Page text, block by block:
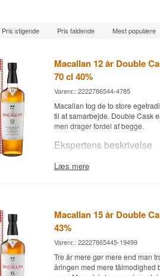
Pris stigende Pris faldende Mest populære
Macallan 12 år Double
70 cl 40%
Varenr.: 2222786544-4785
Macallan tog de to store
til at samarbejde. Double Cask
men drager fordel af begge.
Ekspertens beskrivelse
Macallan 12 år Double Cask er
kokosnød, og resultatet er en
søsteren.
Double Cask er god som
Den slår ikke sin ældre bror
mere bred i sin appel.
Læs mere
Macallan 15 år Double
43%
Varenr.: 22227865445-19499
Tre år mere gør mere end man
åringen med mere tålmodighed